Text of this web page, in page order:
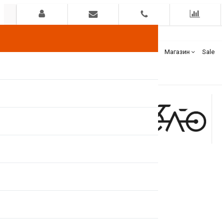
Гарантия Оплата Доставка Бренды Магазин Sale